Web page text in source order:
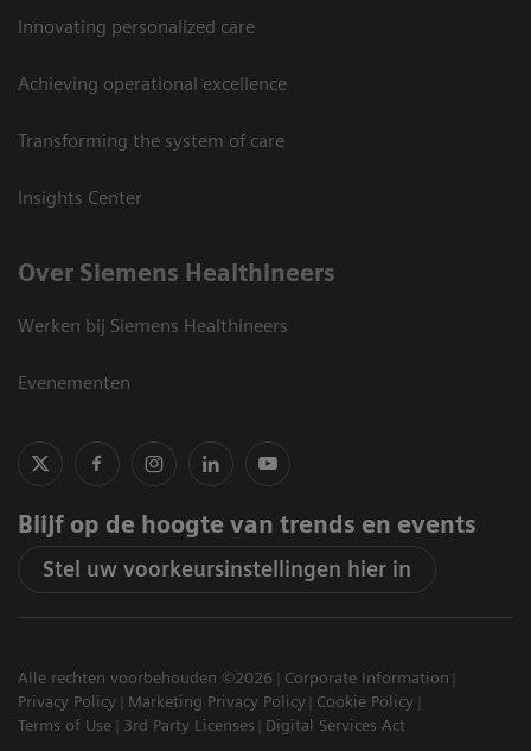
Innovating personalized care
Achieving operational excellence
Transforming the system of care
Insights Center
Over Siemens Healthineers
Werken bij Siemens Healthineers
Evenementen
Blijf op de hoogte van trends en events
Stel uw voorkeursinstellingen hier in
Alle rechten voorbehouden ©2026
Corporate Information
Privacy Policy
Marketing Privacy Policy
Cookie Policy
Terms of Use
3rd Party Licenses Digital Services Act